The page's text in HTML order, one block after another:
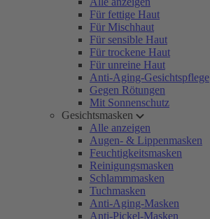
Für fettige Haut
Für Mischhaut
Für sensible Haut
Für trockene Haut
Für unreine Haut
Anti-Aging-Gesichtspflege
Gegen Rötungen
Mit Sonnenschutz
Gesichtsmasken
Alle anzeigen
Augen- & Lippenmasken
Feuchtigkeitsmasken
Reinigungsmasken
Schlammmasken
Tuchmasken
Anti-Aging-Masken
Anti-Pickel-Masken